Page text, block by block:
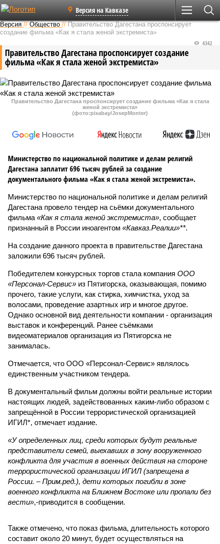
Версия на Кавказе
Версия //Общество //Правительство Дагестана проспонсирует
создание фильма «Как я стала женой экстремиста»
Правительство Дагестана проспонсирует создание
фильма «Как я стала женой экстремиста»
4342
Правительство Дагестана проспонсирует создание фильма «Как я стала
женой экстремиста»
(фото:pixabay/JosepMonter)
Министерство по национальной политике и делам религий
Дагестана заплатит 696 тысяч рублей за создание
документального фильма «Как я стала женой экстремиста».
Министерство по национальной политике и делам религий
Дагестана провело тендер на сьёмки документального
фильма «Как я стала женой экстремиста», сообщает
признанный в России иноагентом «Кавказ.Реалии»**.
На создание данного проекта в правительстве Дагестана
заложили 696 тысяч рублей.
Победителем конкурсных торгов стала компания ООО
«Персонал-Сервис» из Пятигорска, оказывающая, помимо
прочего, такие услуги, как стирка, химчистка, уход за
волосами, проведение азартных игр и многое другое.
Однако основной вид деятельности компании - организация
выставок и конференций. Ранее съёмками
видеоматериалов организация из Пятигорска не
занималась.
Отмечается, что ООО «Персонал-Сервис» являлось
единственным участником тендера.
В документальный фильм должны войти реальные истории
настоящих людей, задействованных каким-либо образом с
запрещённой в России террористической организацией
ИГИЛ*, отмечает издание.
«У определенных лиц, среди которых будут реальные
представители семей, выехавших в зону вооруженного
конфликта для участия в военных действия на стороне
террористической организации ИГИЛ (запрещена в
России. – Прим.ред.), дети которых погибли в зоне
военного конфликта на Ближнем Востоке или пропали без
вести»,-приводится в сообщении.
Также отмечено, что показ фильма, длительность которого
составит около 20 минут, будет осуществляться на